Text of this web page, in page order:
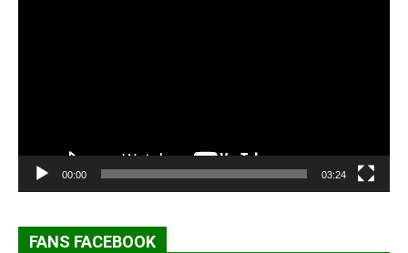
00:00 03:24
FANS FACEBOOK